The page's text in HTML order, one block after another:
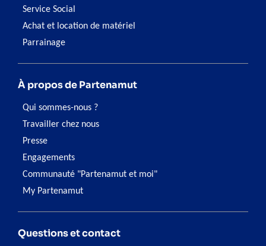
Service Social
Achat et location de matériel
Parrainage
À propos de Partenamut
Qui sommes-nous ?
Travailler chez nous
Presse
Engagements
Communauté "Partenamut et moi"
My Partenamut
Questions et contact